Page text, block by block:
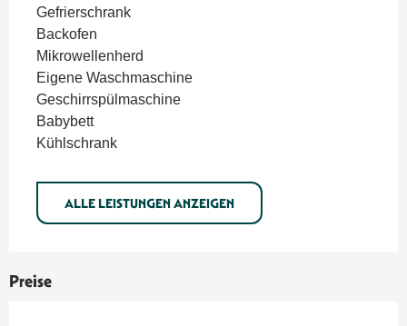
Gefrierschrank
Backofen
Mikrowellenherd
Eigene Waschmaschine
Geschirrspülmaschine
Babybett
Kühlschrank
ALLE LEISTUNGEN ANZEIGEN
Preise